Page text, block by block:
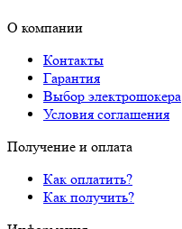
О компании
Контакты
Гарантия
Выбор электрошокера
Условия соглашения
Получение и оплата
Как оплатить?
Как получить?